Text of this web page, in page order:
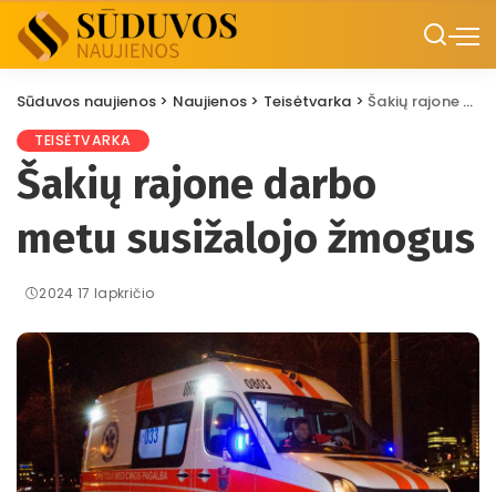
Sūduvos naujienos > Naujienos > Teisėtvarka >Šakių rajone darbo metu susižalojo žmogus
TEISĖTVARKA
Šakių rajone darbo
metu susižalojo žmogus
2024 17 lapkričio